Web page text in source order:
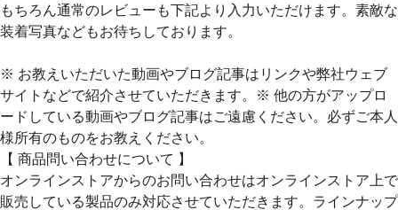
もちろん通常のレビューも下記より入力いただけます。素敵な
装着写真などもお待ちしております。
※ お教えいただいた動画やブログ記事はリンクや弊社ウェブ
サイトなどで紹介させていただきます。※ 他の方がアップロ
ードしている動画やブログ記事はご遠慮ください。必ずご本人
様所有のものをお教えください。
【 商品問い合わせについて 】
オンラインストアからのお問い合わせはオンラインストア上で
販売している製品のみ対応させていただきます。ラインナップ